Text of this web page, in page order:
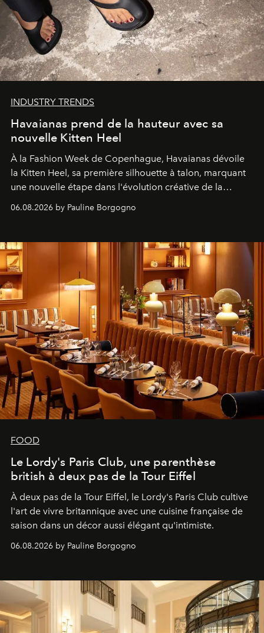
INDUSTRY TRENDS
Havaianas prend de la hauteur avec sa
nouvelle Kitten Heel
À la Fashion Week de Copenhague, Havaianas dévoile
la Kitten Heel, sa première silhouette à talon, marquant
une nouvelle étape dans l'évolution créative de la
06.08.2026 by Pauline Borgogno
FOOD
Le Lordy's Paris Club, une parenthèse
british à deux pas de la Tour Eiffel
À deux pas de la Tour Eiffel, le Lordy's Paris Club cultive
l'art de vivre britannique avec une cuisine française de
saison dans un décor aussi élégant qu'intimiste.
06.08.2026 by Pauline Borgogno